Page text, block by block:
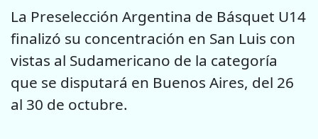
La Preselección Argentina de Básquet U14
finalizó su concentración en San Luis con
vistas al Sudamericano de la categoría
que se disputará en Buenos Aires, del 26
al 30 de octubre.